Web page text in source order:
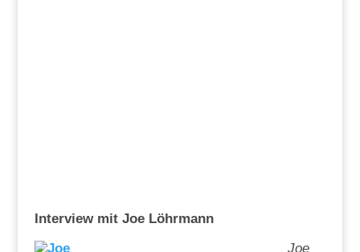
Interview mit Joe Löhrmann
Joe